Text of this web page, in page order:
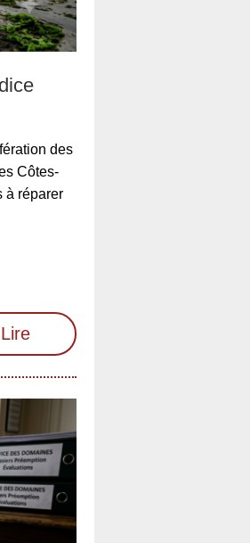
des
Côtes-
à réparer
Lire